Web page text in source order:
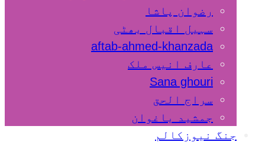
رضوان پاشا
سہیل اقبال بھٹی
aftab-ahmed-khanzada
عارف انیس ملک
Sana ghouri
سراج الحق
جمشید باغوان
جنگ نیوزکالم